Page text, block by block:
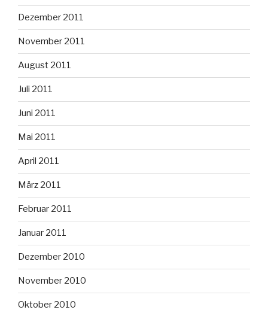
Dezember 2011
November 2011
August 2011
Juli 2011
Juni 2011
Mai 2011
April 2011
März 2011
Februar 2011
Januar 2011
Dezember 2010
November 2010
Oktober 2010